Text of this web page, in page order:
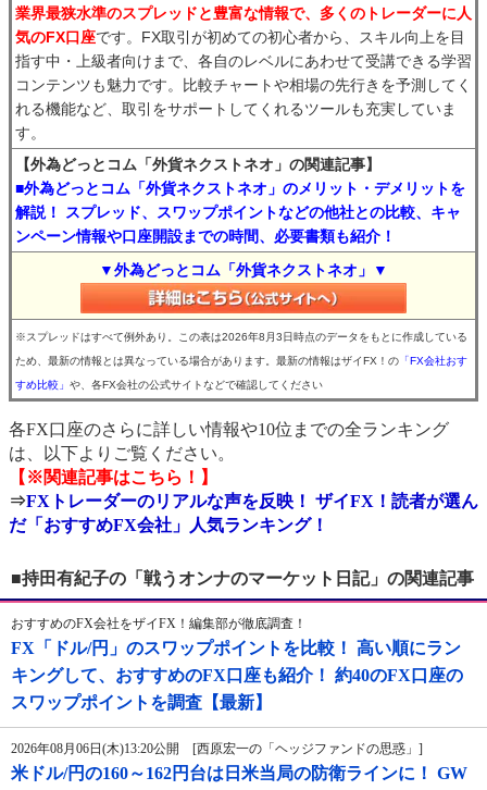
業界最狭水準のスプレッドと豊富な情報で、多くのトレーダーに人
気のFX口座です。FX取引が初めての初心者から、スキル向上を目
指す中・上級者向けまで、各自のレベルにあわせて受講できる学習
コンテンツも魅力です。比較チャートや相場の先行きを予測してく
れる機能など、取引をサポートしてくれるツールも充実していま
す。
【外為どっとコム「外貨ネクストネオ」の関連記事】
■外為どっとコム「外貨ネクストネオ」のメリット・デメリットを
解説！ スプレッド、スワップポイントなどの他社との比較、キャ
ンペーン情報や口座開設までの時間、必要書類も紹介！
▼外為どっとコム「外貨ネクストネオ」▼
※スプレッドはすべて例外あり。この表は2026年8月3日時点のデータをもとに作成している
ため、最新の情報とは異なっている場合があります。最新の情報はザイFX！の 「FX会社おす
すめ比較」 や、各FX会社の公式サイトなどで確認してください
各FX口座のさらに詳しい情報や10位までの全ランキング
は、以下よりご覧ください。
【※関連記事はこちら！】
⇒FXトレーダーのリアルな声を反映！ ザイFX！読者が選ん
だ「おすすめFX会社」人気ランキング！
■持田有紀子の「戦うオンナのマーケット日記」の関連記事
おすすめのFX会社をザイFX！編集部が徹底調査！
FX「ドル/円」のスワップポイントを比較！ 高い順にラン
キングして、おすすめのFX口座も紹介！ 約40のFX口座の
スワップポイントを調査【最新】
2026年08月06日(木)13:20公開 [西原宏一の「ヘッジファンドの思惑」]
米ドル/円の160～162円台は日米当局の防衛ラインに！ GW